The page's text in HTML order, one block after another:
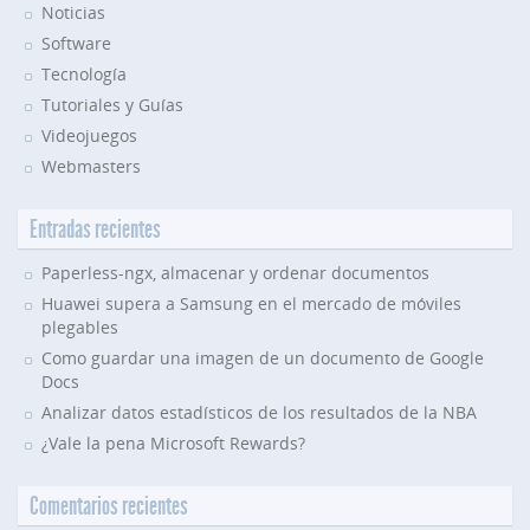
Noticias
Software
Tecnología
Tutoriales y Guías
Videojuegos
Webmasters
Entradas recientes
Paperless-ngx, almacenar y ordenar documentos
Huawei supera a Samsung en el mercado de móviles
plegables
Como guardar una imagen de un documento de Google
Docs
Analizar datos estadísticos de los resultados de la NBA
¿Vale la pena Microsoft Rewards?
Comentarios recientes